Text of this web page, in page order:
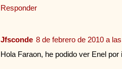
Responder
Jfsconde 8 de febrero de 2010 a
Hola Faraon, he podido ver Enel por